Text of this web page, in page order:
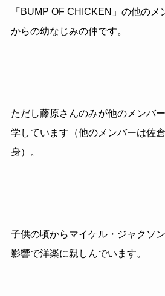
「 BUMP OF CHICKEN 」の他のメ
からの幼なじみの仲です。
ただし藤原さんのみが他のメンバ
学しています（他のメンバーは佐
身）。
子供の頃からマイケル・ジャクソ
影響で洋楽に親しんでいます。